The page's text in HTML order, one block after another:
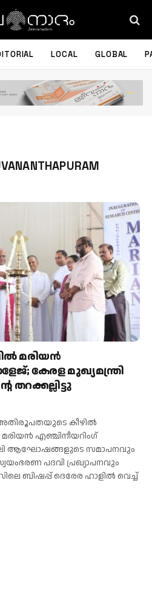
LOCAL GLOBAL
മരിയൻ
കേരള മുഖ്യമന്ത്രി
തറക്കല്ലിട്ടു
കീഴിൽ
എഞ്ചിനീയറിംഗ്
ആഘോഷങ്ങളുടെ സമാപനവും
പദവി പ്രഖ്യാപനവും
ബിഷപ്പ് ദെരേര ഹാളിൽ വെച്ച്